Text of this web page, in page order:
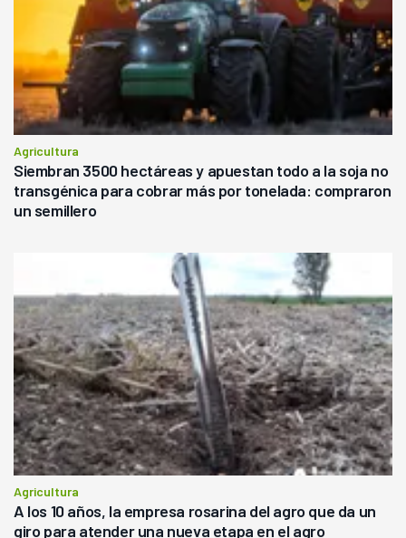
Agricultura
Siembran 3500 hectáreas y apuestan todo a la soja no
transgénica para cobrar más por tonelada: compraron
un semillero
Agricultura
A los 10 años, la empresa rosarina del agro que da un
giro para atender una nueva etapa en el agro